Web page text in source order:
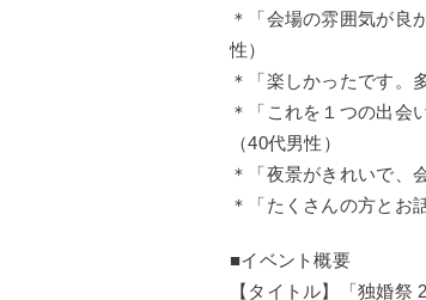
＊「会場の雰囲気が良
性）
＊「楽しかったです。
＊「これを１つの出会
（40代男性）
＊「夜景がきれいで、
＊「たくさんの方とお
■イベント概要
【タイトル】「独婚祭